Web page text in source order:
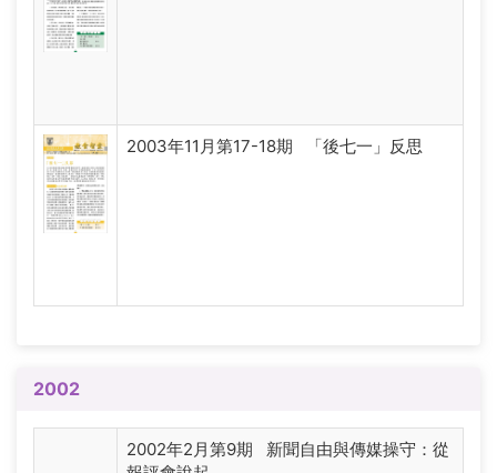
2003年11月第17-18期 「後七一」反思
2002
2002年2月第9期 新聞自由與傳媒操守：從